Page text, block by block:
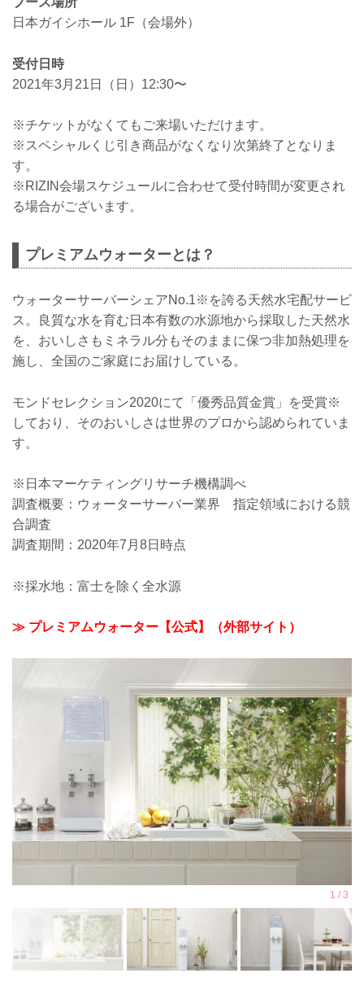
日本ガイシホール 1F（会場外）
受付日時
2021年3月21日（日）12:30〜
※チケットがなくてもご来場いただけます。
※スペシャルくじ引き商品がなくなり次第終了となりま
す。
※RIZIN会場スケジュールに合わせて受付時間が変更され
る場合がございます。
プレミアムウォーターとは？
ウォーターサーバーシェアNo.1※を誇る天然水宅配サービ
ス。良質な水を育む日本有数の水源地から採取した天然水
を、おいしさもミネラル分もそのままに保つ非加熱処理を
施し、全国のご家庭にお届けしている。
モンドセレクション2020にて「優秀品質金賞」を受賞※
しており、そのおいしさは世界のプロから認められていま
す。
※日本マーケティングリサーチ機構調べ
調査概要：ウォーターサーバー業界 指定領域における競
合調査
調査期間：2020年7月8日時点
※採水地：富士を除く全水源
≫ プレミアムウォーター【公式】（外部サイト）